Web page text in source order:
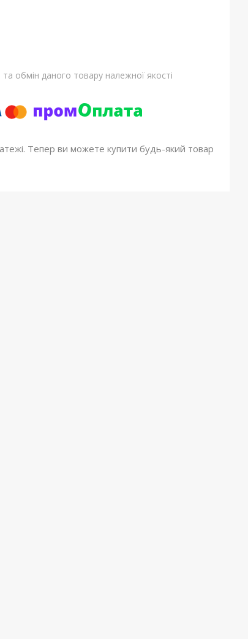
обмін даного товару належної якості
Тепер ви можете купити будь-який товар